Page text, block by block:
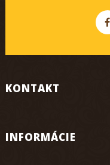
KONTAKT
INFORMÁCIE